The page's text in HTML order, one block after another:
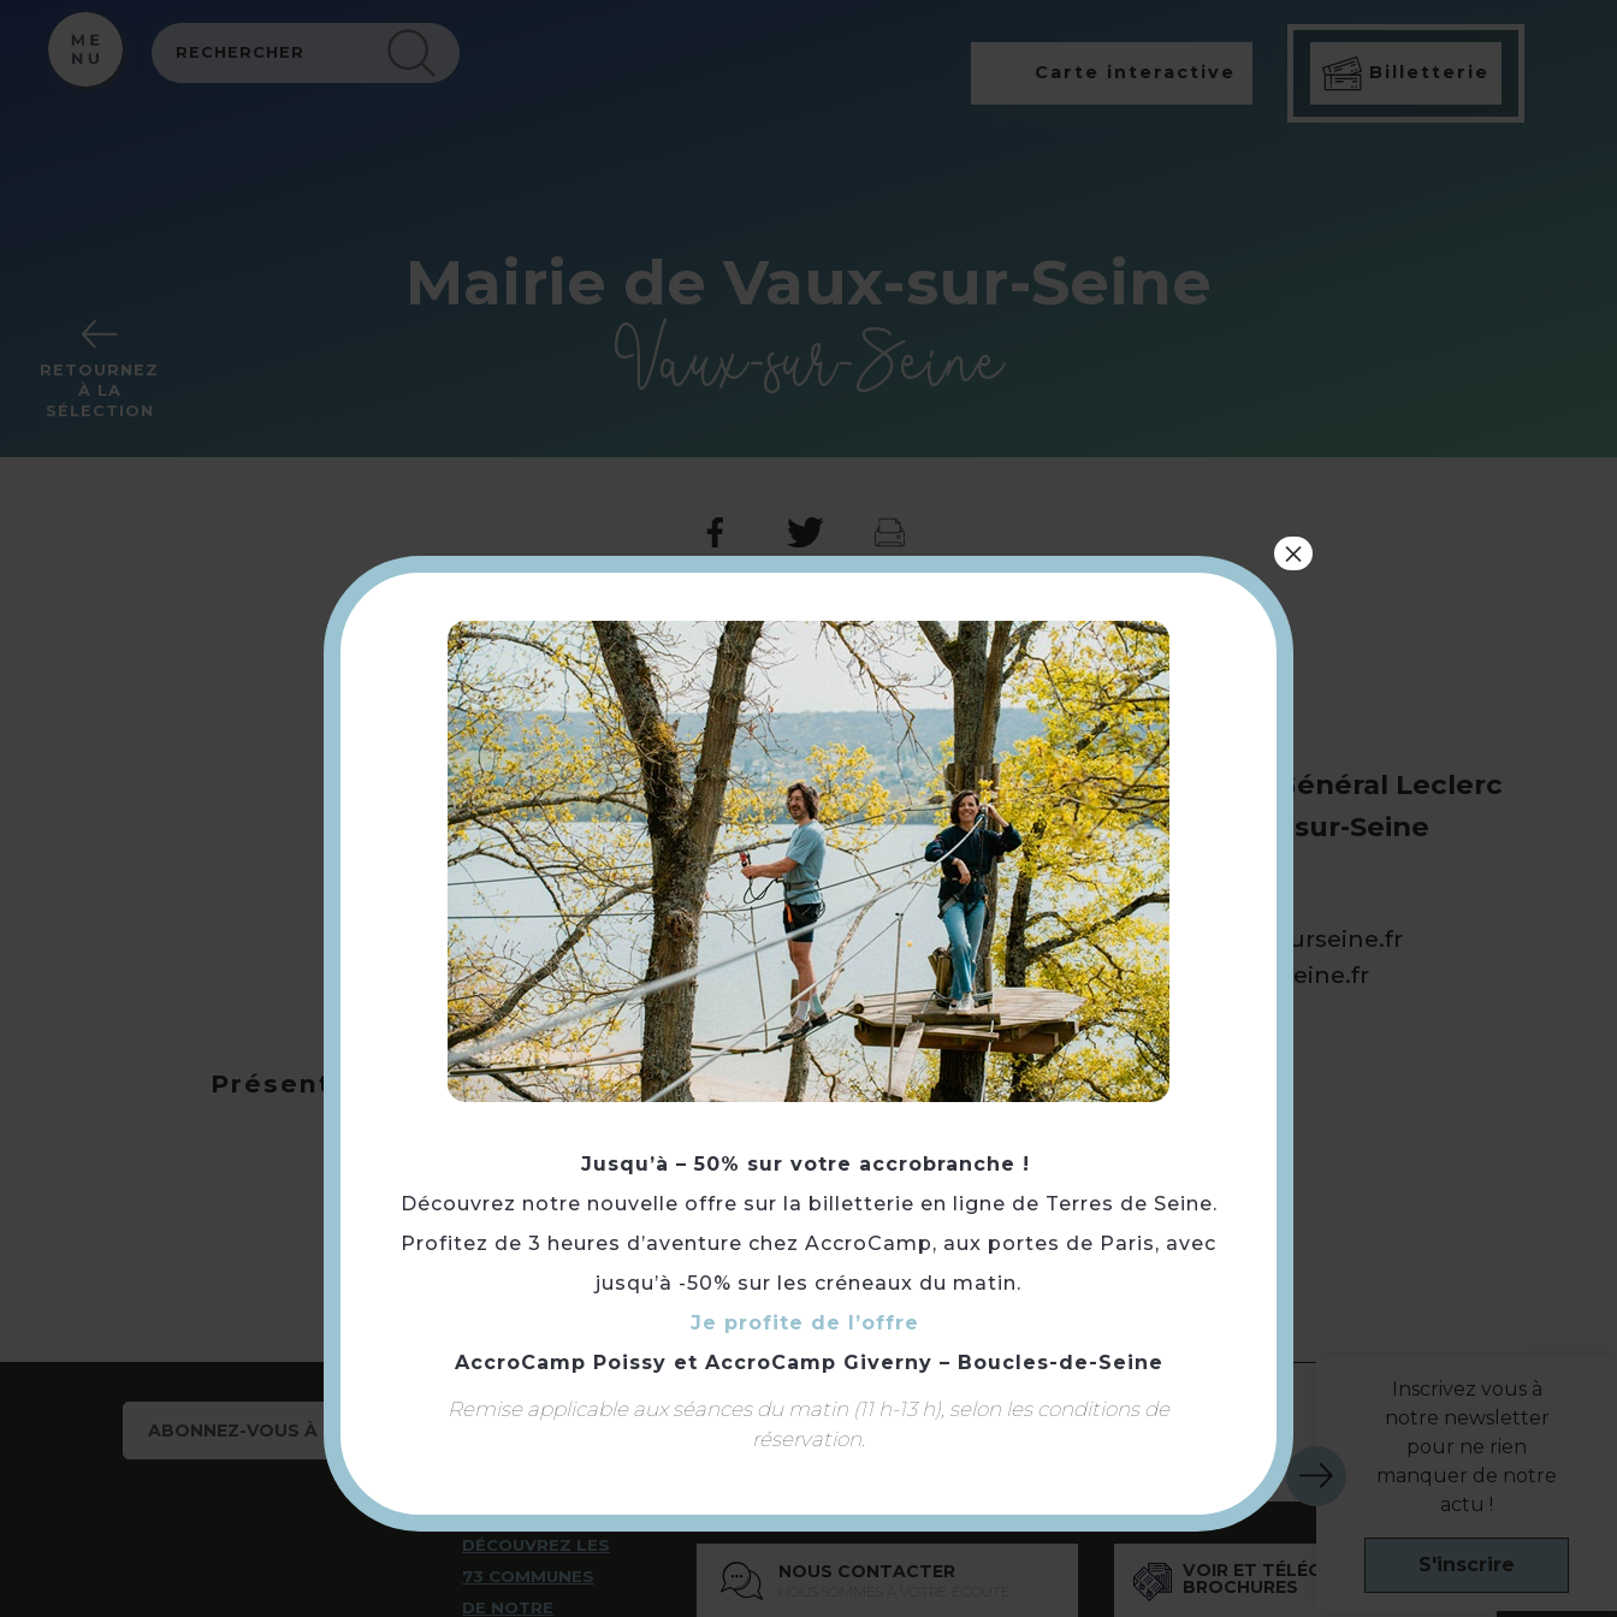
Carte interactive Billetterie
RETOURNEZ
À LA
SÉLECTION
Mairie de Vaux-sur-Seine
Vaux-sur-Seine
218 rue du Général Leclerc
78740 Vaux-sur-Seine
01 30 99 91 50
mairie@vauxsurseine.fr
www.vauxsurseine.fr
Présentation
Retourner
à la sélection
Inscrivez vous à
notre newsletter
pour ne rien
manquer de notre
actu !
S'inscrire
ABONNEZ-VOUS À NOTRE NEWSLETTER
DÉCOUVREZ LES
73 COMMUNES
DE NOTRE
Suivez-nous
NOUS CONTACTER VOIR ET TÉLÉCHARGER NOS
BROCHURES
Jusqu’à – 50% sur votre accrobranche !
Découvrez notre nouvelle offre sur la billetterie en ligne de Terres de Seine.
Profitez de 3 heures d’aventure chez AccroCamp, aux portes de Paris, avec
jusqu’à -50% sur les créneaux du matin.
Je profite de l’offre
AccroCamp Poissy et AccroCamp Giverny – Boucles-de-Seine
Remise applicable aux séances du matin (11 h-13 h), selon les conditions de
réservation.
×
Panneau de gestion des cookies